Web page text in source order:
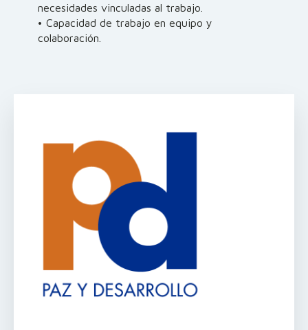
necesidades vinculadas al trabajo.
• Capacidad de trabajo en equipo y
colaboración.